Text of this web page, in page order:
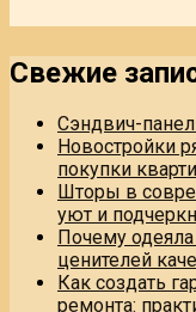
Свежие
Сэндвич-
Новостройки
покупки
Шторы в
уют и
Почему
ценителей
Как создать
ремонта: